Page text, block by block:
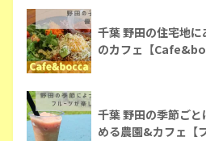
千葉 野田の住宅地
のカフェ【
千葉 野田の季節ご
める農園&カフェ【